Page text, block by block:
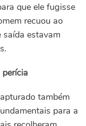
que ele fugisse
recuou ao
saída estavam
também
para a